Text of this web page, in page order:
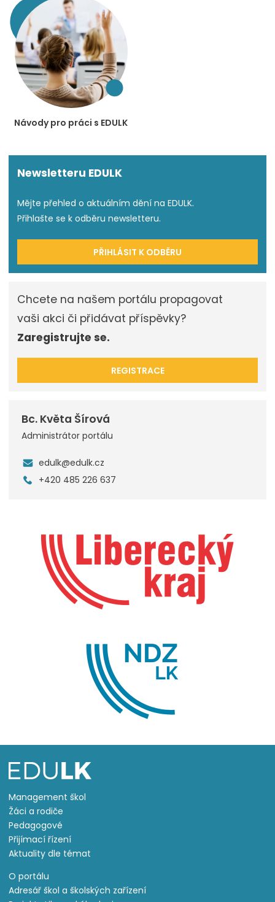
Návody pro práci s EDULK
Newsletteru EDULK
Mějte přehled o aktuálním dění na EDULK.
Přihlašte se k odběru newsletteru.
PŘIHLÁSIT K ODBĚRU
Chcete na našem portálu propagovat
vaši akci či přidávat příspěvky?
Zaregistrujte se.
REGISTRACE
Bc. Květa Šírová
Administrátor portálu
edulk@edulk.cz
+420 485 226 637
Management škol
Žáci a rodiče
Pedagogové
Přijímací řízení
Aktuality dle témat
O portálu
Adresář škol a školských zařízení